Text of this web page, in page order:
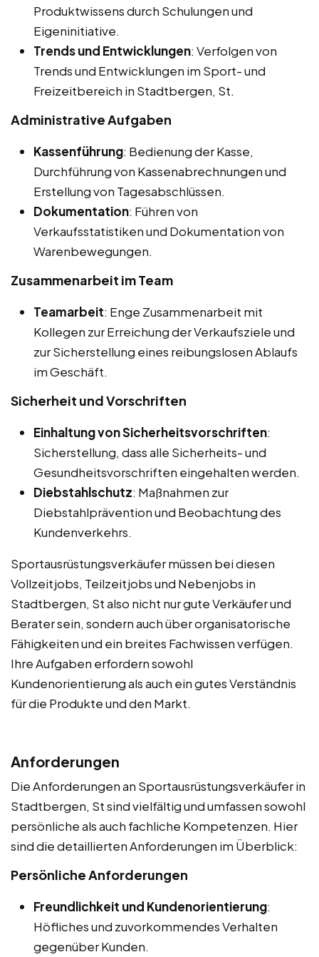
Produktwissens durch Schulungen und
Eigeninitiative.
Trends und Entwicklungen: Verfolgen von
Trends und Entwicklungen im Sport- und
Freizeitbereich in Stadtbergen, St.
Administrative Aufgaben
Kassenführung: Bedienung der Kasse,
Durchführung von Kassenabrechnungen und
Erstellung von Tagesabschlüssen.
Dokumentation: Führen von
Verkaufsstatistiken und Dokumentation von
Warenbewegungen.
Zusammenarbeit im Team
Teamarbeit: Enge Zusammenarbeit mit
Kollegen zur Erreichung der Verkaufsziele und
zur Sicherstellung eines reibungslosen Ablaufs
im Geschäft.
Sicherheit und Vorschriften
Einhaltung von Sicherheitsvorschriften:
Sicherstellung, dass alle Sicherheits- und
Gesundheitsvorschriften eingehalten werden.
Diebstahlschutz: Maßnahmen zur
Diebstahlprävention und Beobachtung des
Kundenverkehrs.
Sportausrüstungsverkäufer müssen bei diesen
Vollzeitjobs, Teilzeitjobs und Nebenjobs in
Stadtbergen, St also nicht nur gute Verkäufer und
Berater sein, sondern auch über organisatorische
Fähigkeiten und ein breites Fachwissen verfügen.
Ihre Aufgaben erfordern sowohl
Kundenorientierung als auch ein gutes Verständnis
für die Produkte und den Markt.
Anforderungen
Die Anforderungen an Sportausrüstungsverkäufer in
Stadtbergen, St sind vielfältig und umfassen sowohl
persönliche als auch fachliche Kompetenzen. Hier
sind die detaillierten Anforderungen im Überblick:
Persönliche Anforderungen
Freundlichkeit und Kundenorientierung:
Höfliches und zuvorkommendes Verhalten
gegenüber Kunden.